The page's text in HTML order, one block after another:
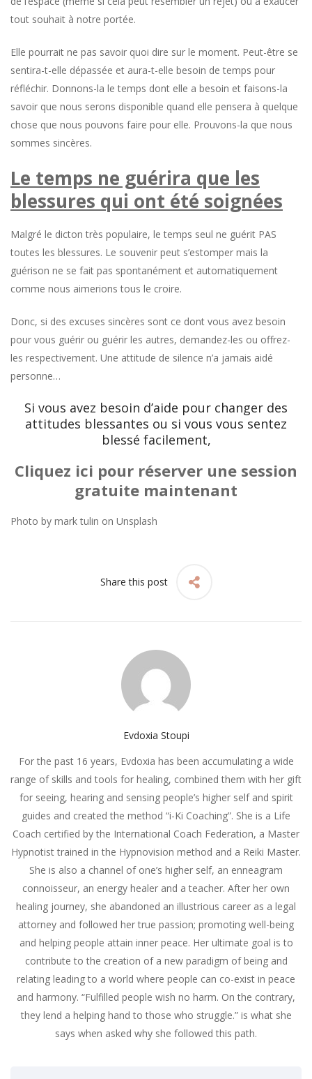
tout souhait à notre portée.
Elle pourrait ne pas savoir quoi dire sur le moment. Peut-être se
sentira-t-elle dépassée et aura-t-elle besoin de temps pour
réfléchir. Donnons-la le temps dont elle a besoin et faisons-la
savoir que nous serons disponible quand elle pensera à quelque
chose que nous pouvons faire pour elle. Prouvons-la que nous
sommes sincères.
Le temps ne guérira que les
blessures qui ont été soignées
Malgré le dicton très populaire, le temps seul ne guérit PAS
toutes les blessures. Le souvenir peut s’estomper mais la
guérison ne se fait pas spontanément et automatiquement
comme nous aimerions tous le croire.
Donc, si des excuses sincères sont ce dont vous avez besoin
pour vous guérir ou guérir les autres, demandez-les ou offrez-
les respectivement. Une attitude de silence n’a jamais aidé
personne…
Si vous avez besoin d’aide pour changer des
attitudes blessantes ou si vous vous sentez
blessé facilement,
Cliquez ici pour réserver une session
gratuite maintenant
Photo by mark tulin on Unsplash
Share this post
Evdoxia Stoupi
For the past 16 years, Evdoxia has been accumulating a wide
range of skills and tools for healing, combined them with her gift
for seeing, hearing and sensing people’s higher self and spirit
guides and created the method “i-Ki Coaching”. She is a Life
Coach certified by the International Coach Federation, a Master
Hypnotist trained in the Hypnovision method and a Reiki Master.
She is also a channel of one’s higher self, an enneagram
connoisseur, an energy healer and a teacher. After her own
healing journey, she abandoned an illustrious career as a legal
attorney and followed her true passion; promoting well-being
and helping people attain inner peace. Her ultimate goal is to
contribute to the creation of a new paradigm of being and
relating leading to a world where people can co-exist in peace
and harmony. “Fulfilled people wish no harm. On the contrary,
they lend a helping hand to those who struggle.” is what she
says when asked why she followed this path.